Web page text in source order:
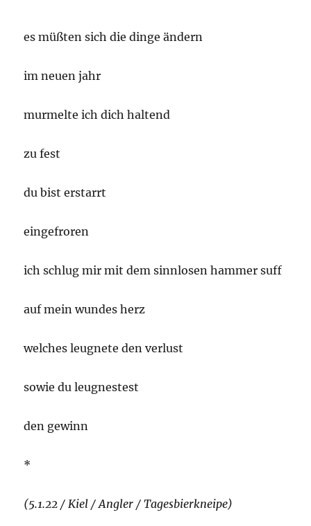
es müßten sich die dinge ändern
im neuen jahr
murmelte ich dich haltend
zu fest
du bist erstarrt
eingefroren
ich schlug mir mit dem sinnlosen hammer suff
auf mein wundes herz
welches leugnete den verlust
sowie du leugnestest
den gewinn
*
(5.1.22 / Kiel / Angler / Tagesbierkneipe)